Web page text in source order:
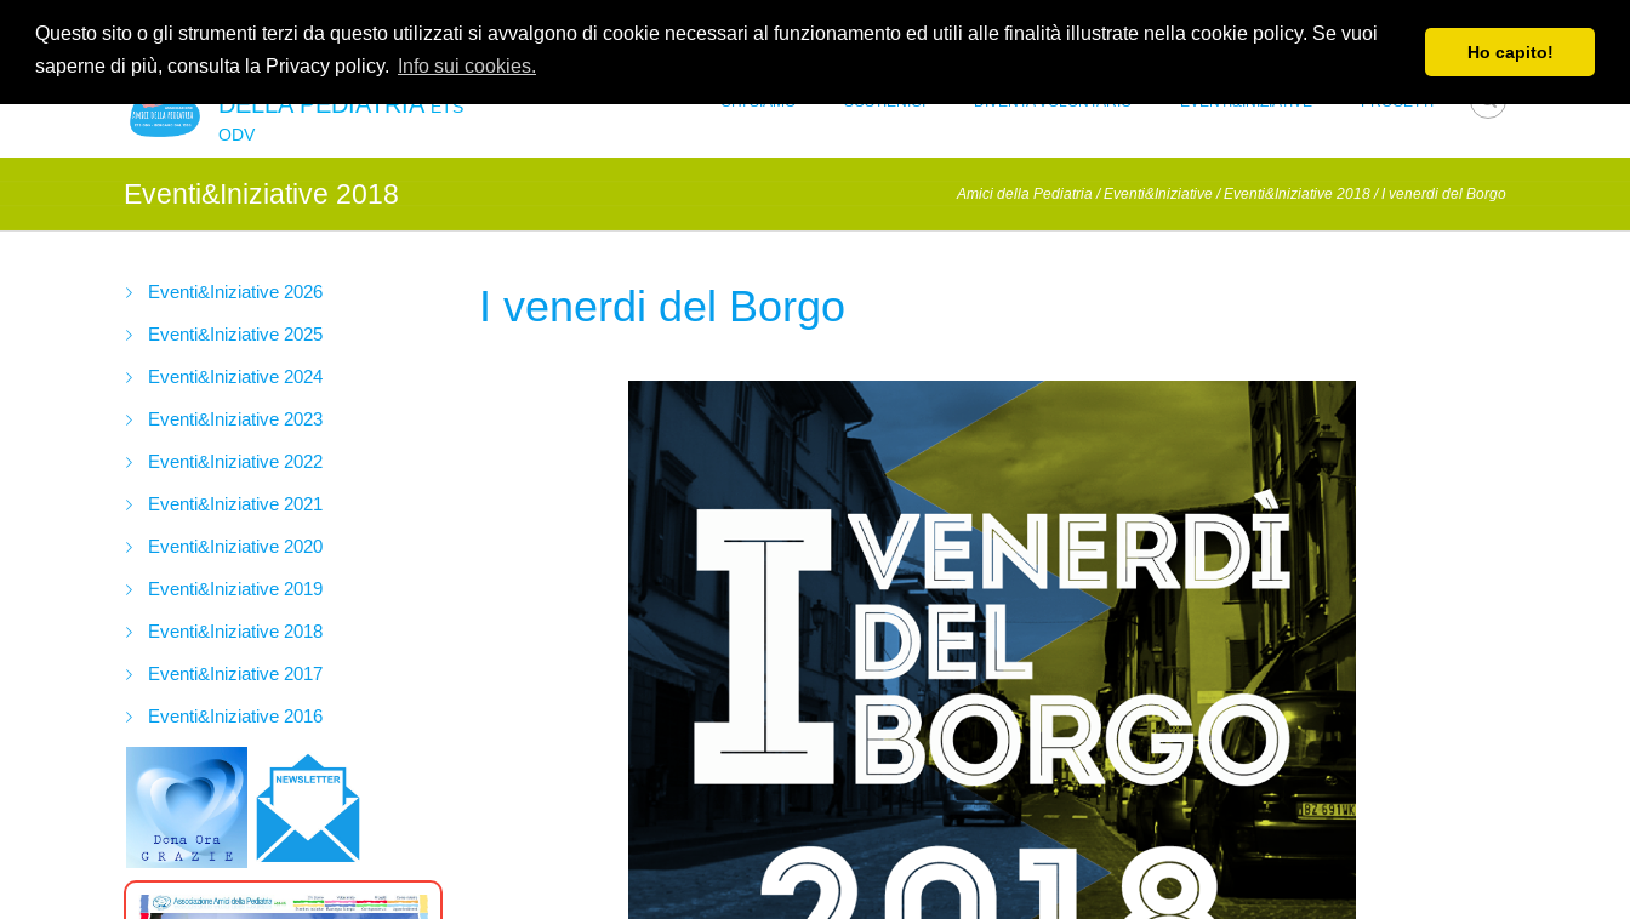
Questo sito o gli strumenti terzi da questo utilizzati si avvalgono di cookie necessari al funzionamento ed utili alle finalità illustrate nella cookie policy. Se vuoi
saperne di più, consulta la Privacy policy.
Info sui cookies.
Ho capito!
Contatti
ASSOCIAZIONE AMICI
DELLA PEDIATRIAETS
ODV
CHI SIAMO SOSTIENICI DIVENTA VOLONTARIO EVENTI&INIZIATIVE PROGETTI
Amici della Pediatria/Eventi&Iniziative/Eventi&Iniziative 2018/I venerdi del Borgo
Eventi&Iniziative 2018
Eventi&Iniziative 2026
Eventi&Iniziative 2025
Eventi&Iniziative 2024
Eventi&Iniziative 2023
Eventi&Iniziative 2022
Eventi&Iniziative 2021
Eventi&Iniziative 2020
Eventi&Iniziative 2019
Eventi&Iniziative 2018
Eventi&Iniziative 2017
Eventi&Iniziative 2016
I venerdi del Borgo